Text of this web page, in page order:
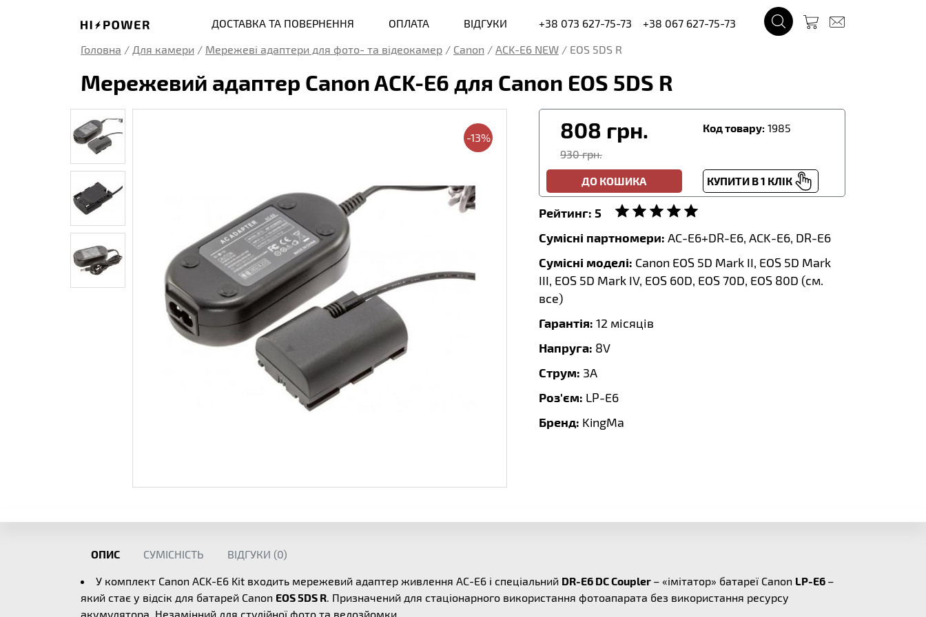
ДОСТАВКА ТА ПОВЕРНЕННЯ ОПЛАТА ВІДГУКИ +38 073 627-75-73
+38 067 627-75-73
Головна / Для камери / Мережеві адаптери для фото- та відеокамер / Canon / ACK-E6 NEW / EOS 5DS R
Мережевий адаптер Canon ACK-E6 для Canon EOS 5DS R
-13% 808 грн.
930 грн.
Код товару: 1985
ДО КОШИКА КУПИТИ В 1 КЛІК
Рейтинг: 5
Сумісні партномери: AC-E6+DR-E6, ACK-E6, DR-E6
Сумісні моделі: Canon EOS 5D Mark II, EOS 5D Mark
III, EOS 5D Mark IV, EOS 60D, EOS 70D, EOS 80D (см.
все)
Гарантія: 12 місяців
Напруга: 8V
Струм: 3A
Роз'єм: LP-E6
Бренд: KingMa
ОПИС СУМІСНІСТЬ ВІДГУКИ (0)
У комплект Canon ACK-E6 Kit входить мережевий адаптер живлення AC-E6 і спеціальний DR-E6 DC Coupler – «імітатор» батареї Canon LP-E6 –
який стає у відсік для батарей Canon EOS 5DS R. Призначений для стаціонарного використання фотоапарата без використання ресурсу
акумулятора. Незамінний для студійної фото та ведозйомки.